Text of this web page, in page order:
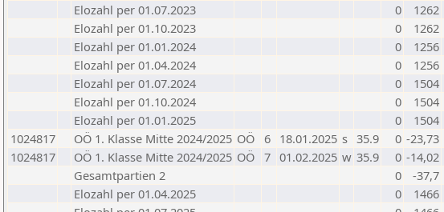
Elozahl per 01.07.2023
0
1262
Elozahl per 01.10.2023
0
1262
Elozahl per 01.01.2024
0
1256
Elozahl per 01.04.2024
0
1256
Elozahl per 01.07.2024
0
1504
Elozahl per 01.10.2024
0
1504
Elozahl per 01.01.2025
0
1504
1024817
OÖ 1. Klasse Mitte 2024/2025 OÖ 6 18.01.2025 s 35.9 0 -23,73
1024817
OÖ 1. Klasse Mitte 2024/2025 OÖ 7 01.02.2025 w 35.9 0 -14,02
Gesamtpartien 2
0
-37,7
Elozahl per 01.04.2025
0
1466